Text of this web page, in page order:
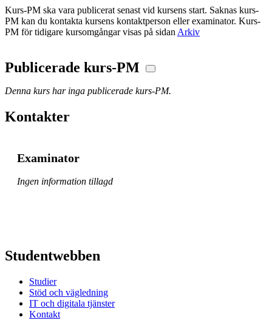
Kurs-PM ska vara publicerat senast vid kursens start. Saknas kurs-
PM kan du kontakta kursens kontaktperson eller examinator. Kurs-
PM för tidigare kursomgångar visas på sidan Arkiv
Publicerade kurs-PM
Denna kurs har inga publicerade kurs-PM.
Kontakter
Examinator
Ingen information tillagd
Studentwebben
Studier
Stöd och vägledning
IT och digitala tjänster
Kontakt